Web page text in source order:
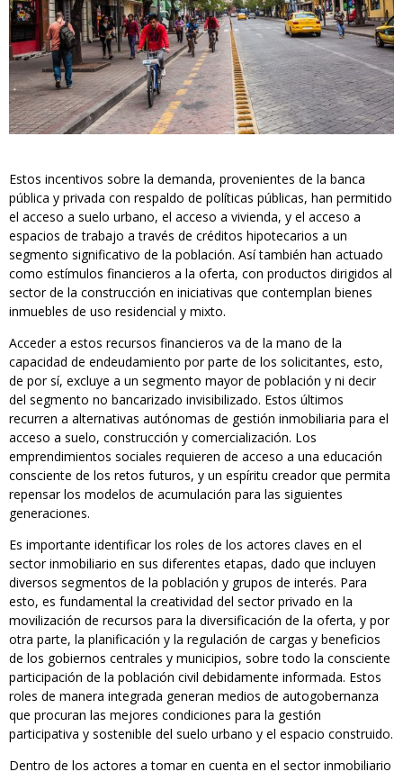
Estos incentivos sobre la demanda, provenientes de la banca
pública y privada con respaldo de políticas públicas, han permitido
el acceso a suelo urbano, el acceso a vivienda, y el acceso a
espacios de trabajo a través de créditos hipotecarios a un
segmento significativo de la población. Así también han actuado
como estímulos financieros a la oferta, con productos dirigidos al
sector de la construcción en iniciativas que contemplan bienes
inmuebles de uso residencial y mixto.
Acceder a estos recursos financieros va de la mano de la
capacidad de endeudamiento por parte de los solicitantes, esto,
de por sí, excluye a un segmento mayor de población y ni decir
del segmento no bancarizado invisibilizado. Estos últimos
recurren a alternativas autónomas de gestión inmobiliaria para el
acceso a suelo, construcción y comercialización. Los
emprendimientos sociales requieren de acceso a una educación
consciente de los retos futuros, y un espíritu creador que permita
repensar los modelos de acumulación para las siguientes
generaciones.
Es importante identificar los roles de los actores claves en el
sector inmobiliario en sus diferentes etapas, dado que incluyen
diversos segmentos de la población y grupos de interés. Para
esto, es fundamental la creatividad del sector privado en la
movilización de recursos para la diversificación de la oferta, y por
otra parte, la planificación y la regulación de cargas y beneficios
de los gobiernos centrales y municipios, sobre todo la consciente
participación de la población civil debidamente informada. Estos
roles de manera integrada generan medios de autogobernanza
que procuran las mejores condiciones para la gestión
participativa y sostenible del suelo urbano y el espacio construido.
Dentro de los actores a tomar en cuenta en el sector inmobiliario